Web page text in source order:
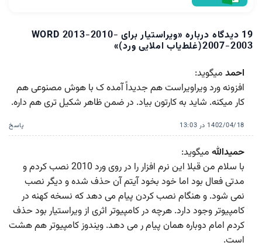
19 دیدگاه درباره « ویراستیار برای WORD 2013-2010-
2007-2003(غلط‌یاب املایی ورد)
»
احمد میگوید:
افزونه ورد ویراویراست هم جدیداً آمده ک با هوش مصنوعی هم
کار میکنه. شاید به کارتون بیاد. در ضمن ظاهر شکیل تری هم داره.
1402/04/18 در 13:03 پاسخ
حمیدالله میگوید:
با سلام من قبلا این نرم افزار را در روی ورد 2010 نصب کردم و
مدتی فعال بود اما خود بخود آیتم آن حذف شده و دیگر نصب
نمی شود. و هنگام نصب کردن پیام می دهد که نسخه کهنه در
کامپیوتر وجود دارد. هرچه در کامپیوتر اثری از ویراستیار بود حذف
کردم امام دوباره همان پیام ر می دهد. ویندوز کامپیوتر هم هشت
است.